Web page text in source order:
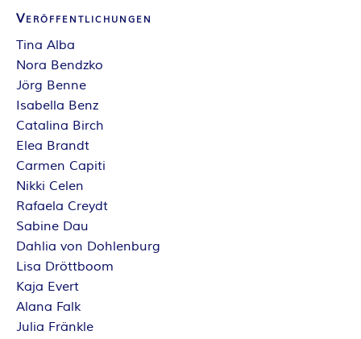
Veröffentlichungen
Tina Alba
Nora Bendzko
Jörg Benne
Isabella Benz
Catalina Birch
Elea Brandt
Carmen Capiti
Nikki Celen
Rafaela Creydt
Sabine Dau
Dahlia von Dohlenburg
Lisa Dröttboom
Kaja Evert
Alana Falk
Julia Fränkle